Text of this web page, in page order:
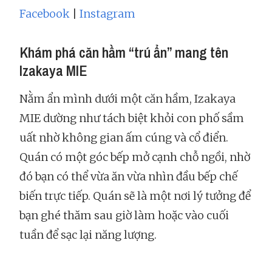
Facebook Instagram
Khám phá căn hầm “trú ẩn” mang tên
Izakaya MIE
Nằm ẩn mình dưới một căn hầm, Izakaya
MIE dường như tách biệt khỏi con phố sầm
uất nhờ không gian ấm cúng và cổ điển.
Quán có một góc bếp mở cạnh chỗ ngồi, nhờ
đó bạn có thể vừa ăn vừa nhìn đầu bếp chế
biến trực tiếp. Quán sẽ là một nơi lý tưởng để
bạn ghé thăm sau giờ làm hoặc vào cuối
tuần để sạc lại năng lượng.